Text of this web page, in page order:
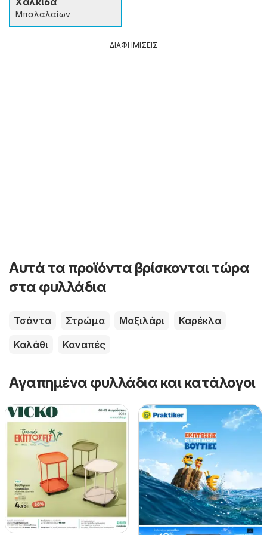
Μπαλαλαίων
ΔΙΑΦΗΜΙΣΕΙΣ
Αυτά τα προϊόντα βρίσκονται τώρα
στα φυλλάδια
Τσάντα Στρώμα Μαξιλάρι
Καρέκλα
Καλάθι
Καναπές
Αγαπημένα φυλλάδια και κατάλογοι